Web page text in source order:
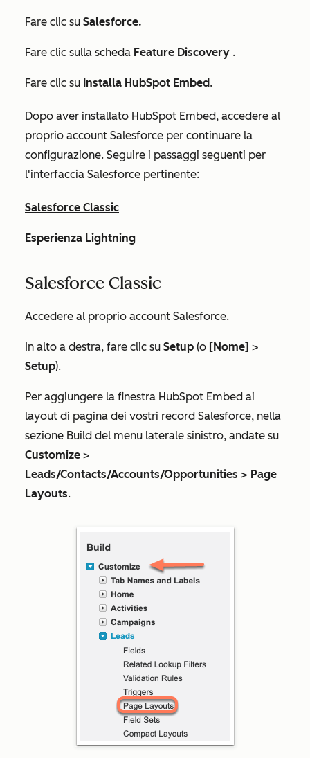
Fare clic su Salesforce.
Fare clic sulla scheda Feature Discovery .
Fare clic su Installa HubSpot Embed.
Dopo aver installato HubSpot Embed, accedere al
proprio account Salesforce per continuare la
configurazione. Seguire i passaggi seguenti per
l'interfaccia Salesforce pertinente:
Salesforce Classic
Esperienza Lightning
Salesforce Classic
Accedere al proprio account Salesforce.
In alto a destra, fare clic su Setup (o [Nome] >
Setup).
Per aggiungere la finestra HubSpot Embed ai
layout di pagina dei vostri record Salesforce, nella
sezione Build del menu laterale sinistro, andate su
Customize >
Leads/Contacts/Accounts/Opportunities > Page
Layouts.